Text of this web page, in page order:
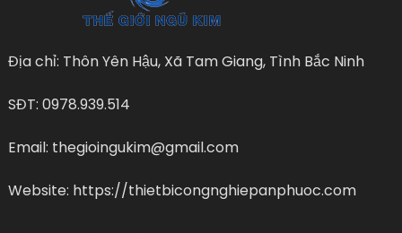
Địa chỉ: Thôn Yên Hậu, Xã Tam Giang, Tình Bắc Ninh
SĐT: 0978.939.514
Email: thegioingukim@gmail.com
Website: https://thietbicongnghiepanphuoc.com